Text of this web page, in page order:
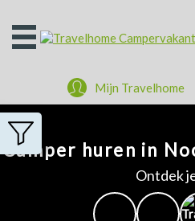
Open
het
Mijn Travelhome
Camper huren in
Ontdek